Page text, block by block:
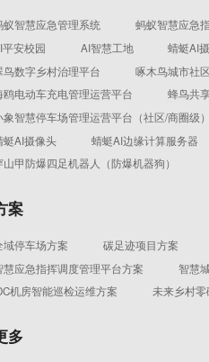
蚁智慧应急管理系统 蚂蚁智慧应急
平安校园
AI智慧工地 蜻蜓AI
鸟数字乡村治理平台
啄木鸟城市社
鸥电动车充电管理运营平台
蜂鸟共
象智慧停车场管理运营平台（社区/商圈级）
蜓AI摄像头
蜻蜓AI边缘计算服务器
山甲防爆四足机器人（防爆机器狗）
案
域停车场方案 碳足迹项目方案
慧应急指挥调度管理平台方案
智慧
机房智能巡检运维方案
未来乡村零
多